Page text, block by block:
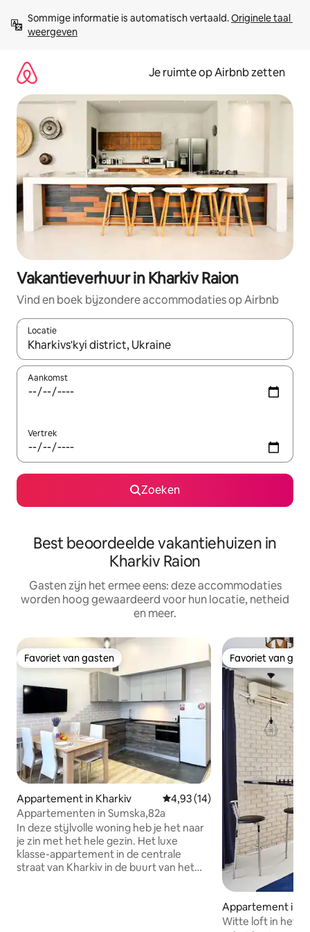
direct
naar
Sommige informatie is automatisch vertaald. Originele taal
weergeven
Je ruimte op Airbnb zetten
Vakantieverhuur in Kharkiv Raion
Vind en boek bijzondere accommodaties op Airbnb
Locatie
Wanneer er suggesties beschikbaar zijn, maak je een keuze
Aankomst
Vertrek
Zoeken
Best beoordeelde vakantiehuizen in
Kharkiv Raion
Gasten zijn het ermee eens: deze accommodaties
worden hoog gewaardeerd voor hun locatie, netheid
en meer.
Favoriet van gasten
Favoriet van gasten
Appartement in Kharkiv Gemiddelde beoordeling van
4,93 (14)
Appartementen in Sumska,82a
In deze stijlvolle woning heb je het naar
je zin met het hele gezin. Het luxe
klasse-appartement in de centrale
straat van Kharkiv in de buurt van het
Favoriet van
Favoriet van
Appartement in
Witte loft in het